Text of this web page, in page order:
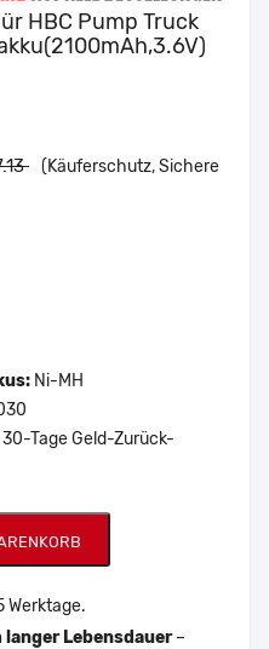
HBC Pump Truck
(Käuferschutz, Sichere
Ni-MH
Tage Geld-Zurück-
Werktage.
Lebensdauer–